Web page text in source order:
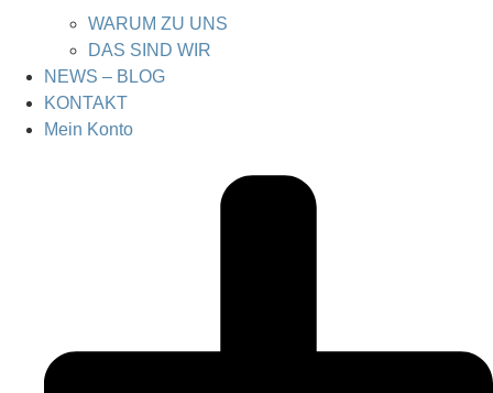
WARUM ZU UNS
DAS SIND WIR
NEWS – BLOG
KONTAKT
Mein Konto